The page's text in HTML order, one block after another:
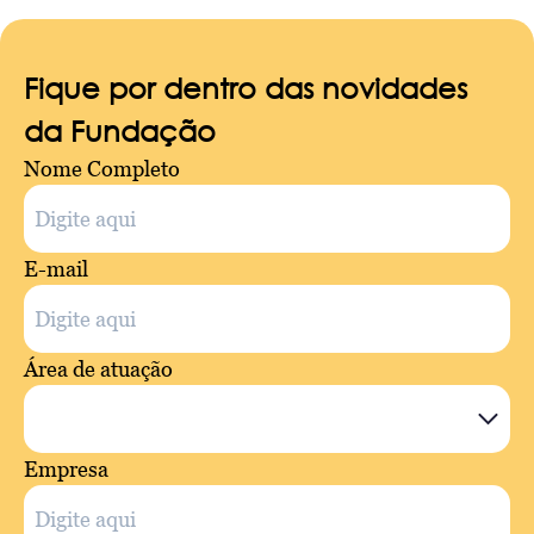
Fique por dentro das novidades
da Fundação
Nome Completo
E-mail
Área de atuação
Empresa